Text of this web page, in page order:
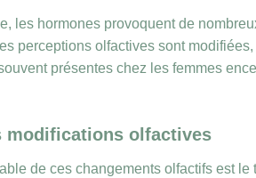
les hormones provoquent de
perceptions olfactives sont
présentes chez les femmes
modifications olfactives
de ces changements olfactifs est